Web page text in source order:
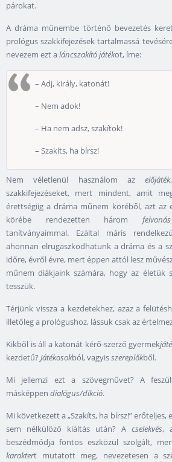
párokat.
A dráma műnembe történő bevezetés
prológus szakkifejezések tartalmassá
nevezem ezt aláncszakító játékot, íme:
– Adj, király, katonát!
– Nem adok!
– Ha nem adsz, szakítok!
– Szakíts, ha bírsz!
Nem véletlenül használom azelőjáték
szakkifejezéseket, mert mindent, amit
érettségiig a dráma műnem köréből, azt az
körébe rendezetten három felvonás
tanítványaimmal. Ezáltal máris
ahonnan elrugaszkodhatunk a dráma és a
időre, évről évre, mert éppen attól lesz
műnem diákjaink számára, hogy az életük
tesszük.
Térjünk vissza a kezdetekhez, azaz a
illetőleg a prológushoz, lássuk csak az
Kikből is áll a katonát kérő-szerző gyermek
kezdetű? Játékosokból, vagyisszereplőkből.
Mi jellemzi ezt a szövegművet? A
másképpen dialógus/dikció.
Mi következett a „Szakíts, ha bírsz!”
sem nélkülöző kiáltás után? A cselekvés,
beszédmódja fontos eszközül szolgált,
karaktert mutatott meg, nevezetesen a